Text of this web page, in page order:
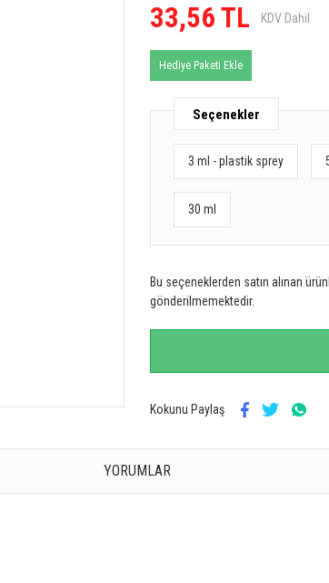
33,56 TL KDV Dahil
Hediye Paketi Ekle
Seçenekler
3 ml - plastik sprey
30 ml
Bu seçeneklerden satın alınan
gönderilmemektedir.
Kokunu Paylaş
YORUMLAR